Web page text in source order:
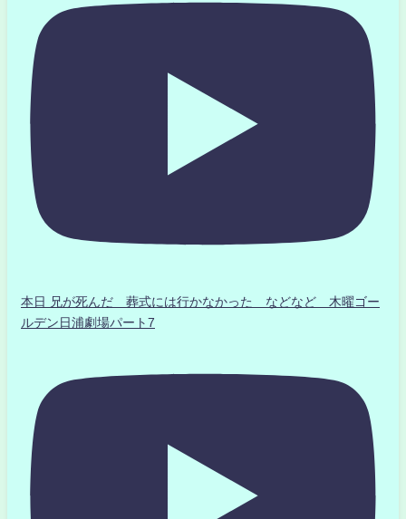
本日 兄が死んだ 葬式には行かなかった などなど 木曜ゴー
ルデン日浦劇場パート7